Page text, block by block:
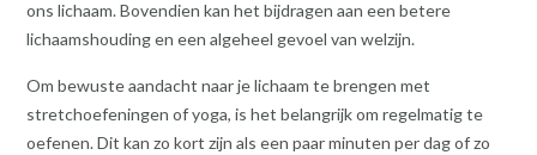
ons lichaam. Bovendien kan het bijdragen aan een betere
lichaamshouding en een algeheel gevoel van welzijn.
Om bewuste aandacht naar je lichaam te brengen met
stretchoefeningen of yoga, is het belangrijk om regelmatig te
oefenen. Dit kan zo kort zijn als een paar minuten per dag of zo